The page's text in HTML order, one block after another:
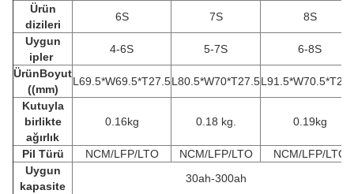
Ürün
dizileri
6S 7S
8S
Uygun
ipler
4-6S 5-7S
6-8S
ÜrünBoyut
((mm)
L69.5*W69.5*T27.5L80.5*W70*T27.5
Kutuyla
birlikte
ağırlık
0.16kg 0.18 kg. 0.19kg
Pil Türü NCM/LFP/LTO NCM/LFP/LTO
NCM/LFP/LTO
Uygun
kapasite
30ah-300ah